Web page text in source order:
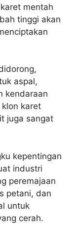
mentah
tinggi akan
aspal,
kendaraan
karet
juga sangat
kepentingan
industri
peremajaan
petani, dan
untuk
cerah.